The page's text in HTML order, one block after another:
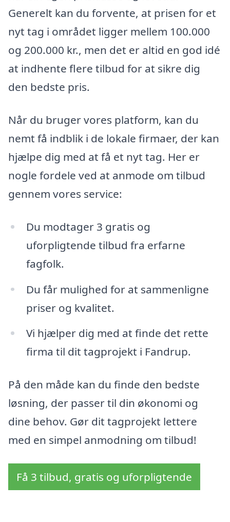
Generelt kan du forvente, at prisen for et
nyt tag i området ligger mellem 100.000
og 200.000 kr., men det er altid en god idé
at indhente flere tilbud for at sikre dig
den bedste pris.
Når du bruger vores platform, kan du
nemt få indblik i de lokale firmaer, der kan
hjælpe dig med at få et nyt tag. Her er
nogle fordele ved at anmode om tilbud
gennem vores service:
Du modtager 3 gratis og
uforpligtende tilbud fra erfarne
fagfolk.
Du får mulighed for at sammenligne
priser og kvalitet.
Vi hjælper dig med at finde det rette
firma til dit tagprojekt i Fandrup.
På den måde kan du finde den bedste
løsning, der passer til din økonomi og
dine behov. Gør dit tagprojekt lettere
med en simpel anmodning om tilbud!
Få 3 tilbud, gratis og uforpligtende